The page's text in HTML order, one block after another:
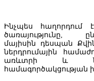
Հայաստանում
շարունակելու համար
Ինչպես հաղորդում
ծառայությունը,
մայիսին դեսպան
ներդրումային
առևտրի և
համագործակցության